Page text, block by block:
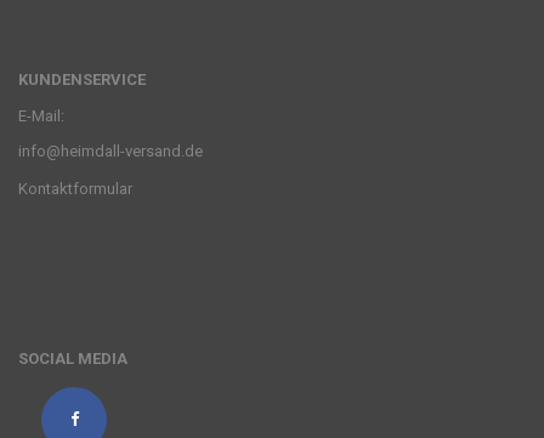
KUNDENSERVICE
E-Mail:
info@heimdall-versand.de
Kontaktformular
SOCIAL MEDIA